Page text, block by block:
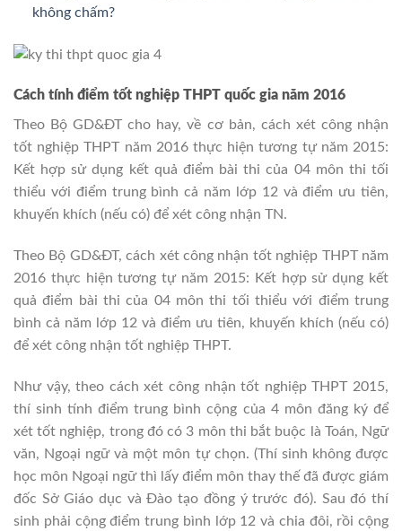
không chấm?
Cách tính điểm tốt nghiệp THPT quốc gia năm 2016
Theo Bộ GD&ĐT cho hay, về cơ bản, cách xét công nhận
tốt nghiệp THPT năm 2016 thực hiện tương tự năm 2015:
Kết hợp sử dụng kết quả điểm bài thi của 04 môn thi tối
thiểu với điểm trung bình cả năm lớp 12 và điểm ưu tiên,
khuyến khích (nếu có) để xét công nhận TN.
Theo Bộ GD&ĐT, cách xét công nhận tốt nghiệp THPT năm
2016 thực hiện tương tự năm 2015: Kết hợp sử dụng kết
quả điểm bài thi của 04 môn thi tối thiểu với điểm trung
bình cả năm lớp 12 và điểm ưu tiên, khuyến khích (nếu có)
để xét công nhận tốt nghiệp THPT.
Như vậy, theo cách xét công nhận tốt nghiệp THPT 2015,
thí sinh tính điểm trung bình cộng của 4 môn đăng ký để
xét tốt nghiệp, trong đó có 3 môn thi bắt buộc là Toán, Ngữ
văn, Ngoại ngữ và một môn tự chọn. (Thí sinh không được
học môn Ngoại ngữ thì lấy điểm môn thay thế đã được giám
đốc Sở Giáo dục và Đào tạo đồng ý trước đó). Sau đó thí
sinh phải cộng điểm trung bình lớp 12 và chia đôi, rồi cộng